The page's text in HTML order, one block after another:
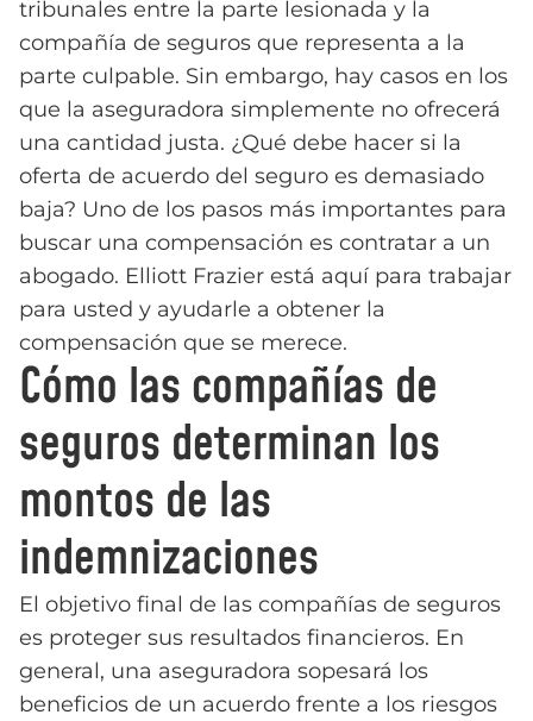
tribunales entre la parte lesionada y la
compañía de seguros que representa a la
parte culpable. Sin embargo, hay casos en los
que la aseguradora simplemente no ofrecerá
una cantidad justa. ¿Qué debe hacer si la
oferta de acuerdo del seguro es demasiado
baja? Uno de los pasos más importantes para
buscar una compensación es contratar a un
abogado. Elliott Frazier está aquí para trabajar
para usted y ayudarle a obtener la
compensación que se merece.
Cómo las compañías de
seguros determinan los
montos de las
indemnizaciones
El objetivo final de las compañías de seguros
es proteger sus resultados financieros. En
general, una aseguradora sopesará los
beneficios de un acuerdo frente a los riesgos